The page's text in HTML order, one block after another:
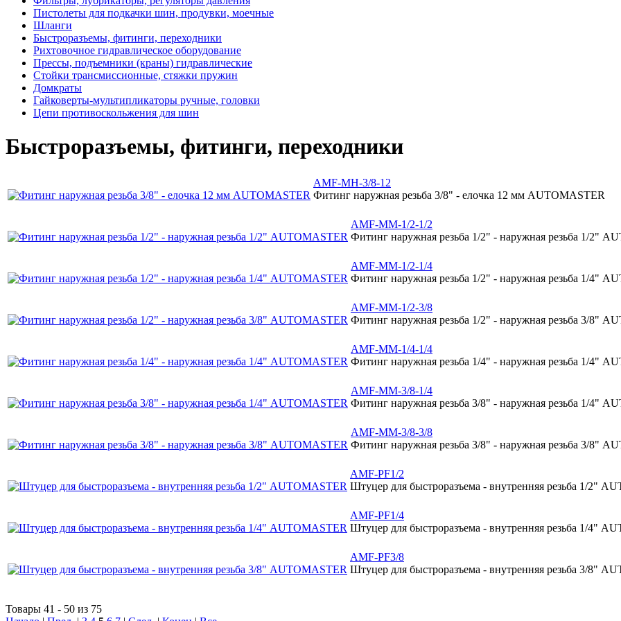
Пистолеты для подкачки шин, продувки, моечные
Шланги
Быстроразъемы, фитинги, переходники
Рихтовочное гидравлическое оборудование
Прессы, подъемники (краны) гидравлические
Стойки трансмиссионные, стяжки пружин
Домкраты
Гайковерты-мультипликаторы ручные, головки
Цепи противоскольжения для шин
Быстроразъемы, фитинги, переходники
AMF-MH-3/8-12
Фитинг наружная резьба 3/8" - елочка 12 мм AUTOMASTER
AMF-MM-1/2-1/2
Фитинг наружная резьба 1/2" - наружная резьба 1/2"
AMF-MM-1/2-1/4
Фитинг наружная резьба 1/2" - наружная резьба 1/4"
AMF-MM-1/2-3/8
Фитинг наружная резьба 1/2" - наружная резьба 3/8"
AMF-MM-1/4-1/4
Фитинг наружная резьба 1/4" - наружная резьба 1/4"
AMF-MM-3/8-1/4
Фитинг наружная резьба 3/8" - наружная резьба 1/4"
AMF-MM-3/8-3/8
Фитинг наружная резьба 3/8" - наружная резьба 3/8"
AMF-PF1/2
Штуцер для быстроразъема - внутренняя резьба 1/2"
AMF-PF1/4
Штуцер для быстроразъема - внутренняя резьба 1/4"
AMF-PF3/8
Штуцер для быстроразъема - внутренняя резьба 3/8"
Товары 41 - 50 из 75